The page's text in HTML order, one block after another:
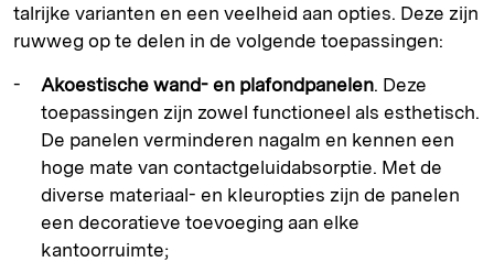
talrijke varianten en een veelheid aan opties. Deze zijn
ruwweg op te delen in de volgende toepassingen:
Akoestische wand- en plafondpanelen. Deze
toepassingen zijn zowel functioneel als esthetisch.
De panelen verminderen nagalm en kennen een
hoge mate van contactgeluidabsorptie. Met de
diverse materiaal- en kleuropties zijn de panelen
een decoratieve toevoeging aan elke
kantoorruimte;